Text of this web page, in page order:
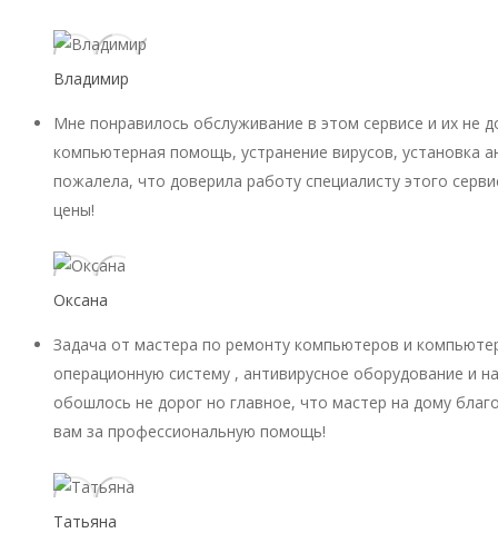
Владимир
Мне понравилось обслуживание в этом сервисе и их не
компьютерная помощь, устранение вирусов, установка
пожалела, что доверила работу специалисту этого
цены!
Оксана
Задача от мастера по ремонту компьютеров и
операционную систему , антивирусное оборудование и
обошлось не дорог но главное, что мастер на дому
вам за профессиональную помощь!
Татьяна